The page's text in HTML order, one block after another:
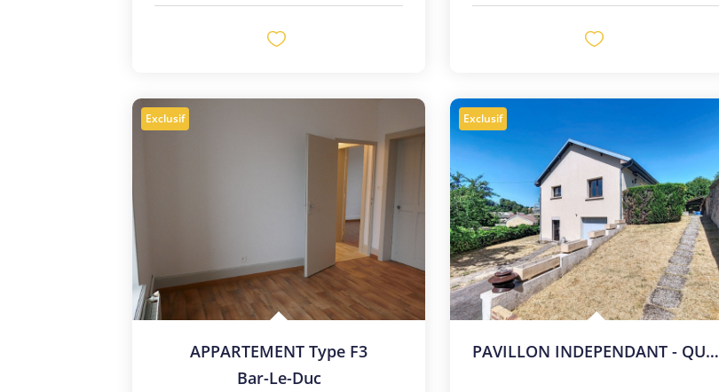
Exclusif
APPARTEMENT Type F3
Bar-Le-Duc
Exclusif
PAVILLON INDEPENDANT - QUARTIER CALME